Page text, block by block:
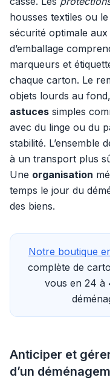
housses textiles ou
sécurité optimale
d’emballage
marqueurs et
chaque carton. Le
objets lourds au
astuces simples
avec du linge ou du
stabilité. L’ensemble
à un transport plus
Une organisation
temps le jour du
des biens.
Notre boutique
complète de
vous en 24 à
Anticiper et
d’un